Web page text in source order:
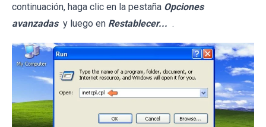
continuación, haga clic en la pestaña Opciones
avanzadas y luego en Restablecer... .